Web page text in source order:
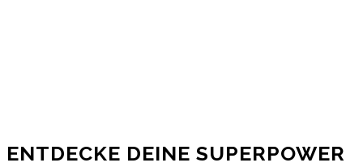
ENTDECKE DEINE SUPERPOWER